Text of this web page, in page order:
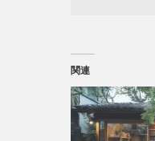
関連